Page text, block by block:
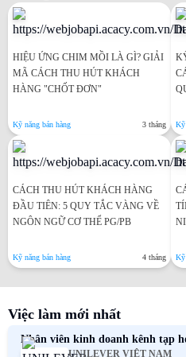
Việc làm mới nhất
Nhân viên kinh doanh kênh tạp
UNILEVER VIỆT NAM
HIỆU ỨNG CHIM MỒI LÀ GÌ? GIẢI
MÃ CÁCH THU HÚT KHÁCH
HÀNG "CHỐT ĐƠN"
Kỹ năng bán hàng 3 tháng Kỹ
CÁCH THU HÚT KHÁCH HÀNG
ĐẦU TIÊN: 5 QUY TẮC VÀNG VỀ
NGÔN NGỮ CƠ THỂ PG/PB
Kỹ năng bán hàng 4 tháng Kỹ